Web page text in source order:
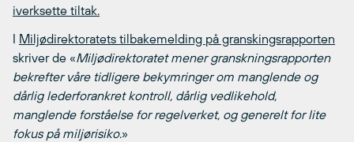
iverksette tiltak.
I Miljødirektoratets tilbakemelding på granskingsrapporten
skriver de «Miljødirektoratet mener granskningsrapporten
bekrefter våre tidligere bekymringer om manglende og
dårlig lederforankret kontroll, dårlig vedlikehold,
manglende forståelse for regelverket, og generelt for lite
fokus på miljørisiko.»